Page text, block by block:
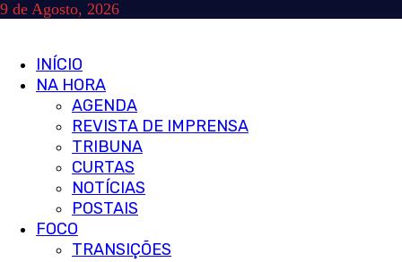
Skip
9 de Agosto, 2026
Primary
Menu
INÍCIO
NA HORA
AGENDA
REVISTA DE IMPRENSA
TRIBUNA
CURTAS
NOTÍCIAS
POSTAIS
FOCO
TRANSIÇÕES